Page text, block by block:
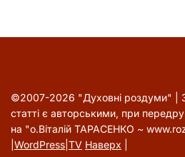
©2007-2026 "Духовні роздуми" |
статті є авторськими, при
на "о.Віталій ТАРАСЕНКО ~
WordPress TV Наверх